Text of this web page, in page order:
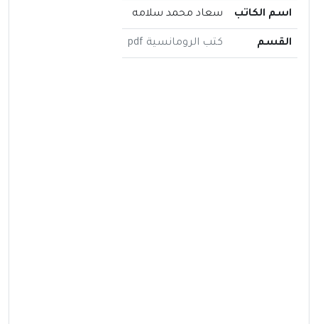
اسم الكاتب سعاد محمد سلامه
القسم كتب الرومانسية pdf